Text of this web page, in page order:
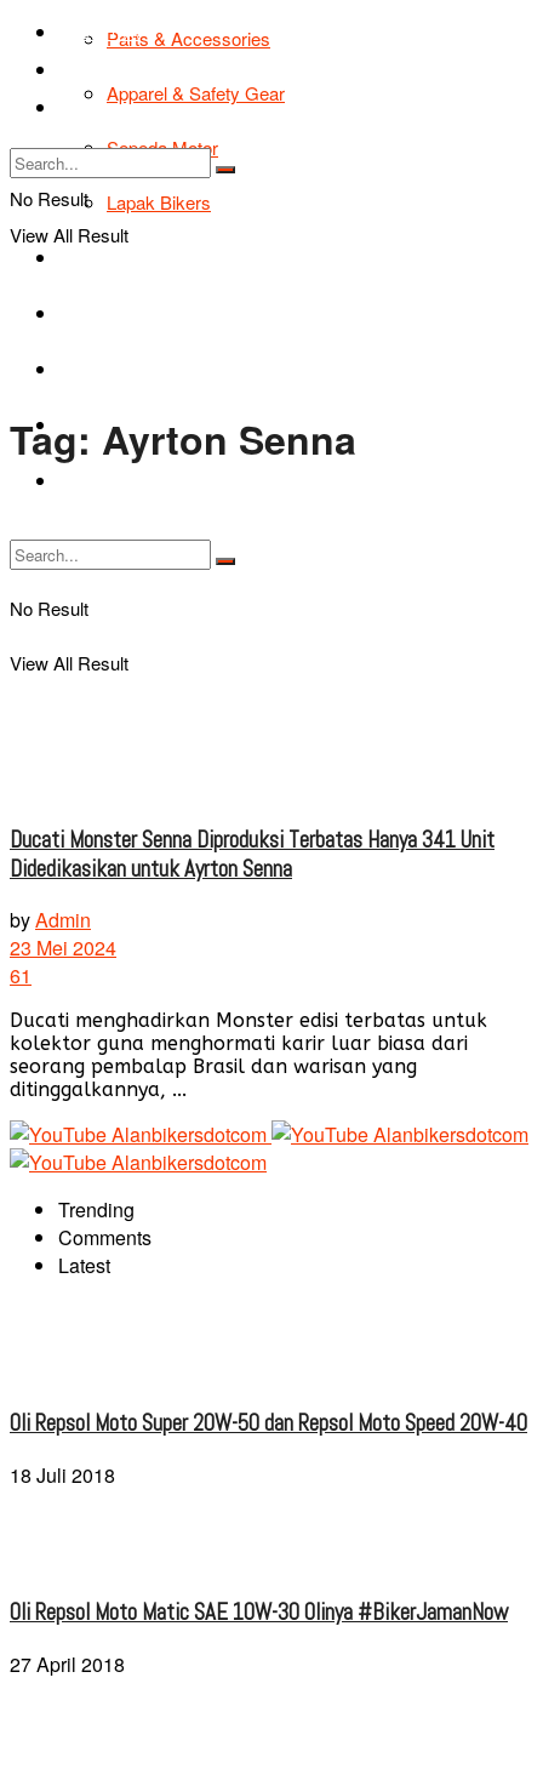
Parts & Accessories
Apparel & Safety Gear
Sepeda Motor
Lapak Bikers
Bikers Cars
No Result
View All Result
TIPS & TRIK
Tentang Kami
No Result
View All Result
Tag: Ayrton Senna
Ducati Monster Senna Diproduksi Terbatas Hanya 341 Unit
Didedikasikan untuk Ayrton Senna
byAdmin
23 Mei 2024
61
Ducati menghadirkan Monster edisi terbatas untuk
kolektor guna menghormati karir luar biasa dari
seorang pembalap Brasil dan warisan yang
ditinggalkannya, ...
Trending
Comments
Latest
Oli Repsol Moto Super 20W-50 dan Repsol Moto Speed 20W-40
18 Juli 2018
Oli Repsol Moto Matic SAE 10W-30 Olinya #BikerJamanNow
27 April 2018